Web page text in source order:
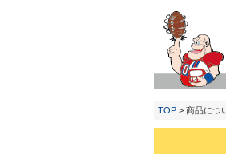
TOP > 商品につ